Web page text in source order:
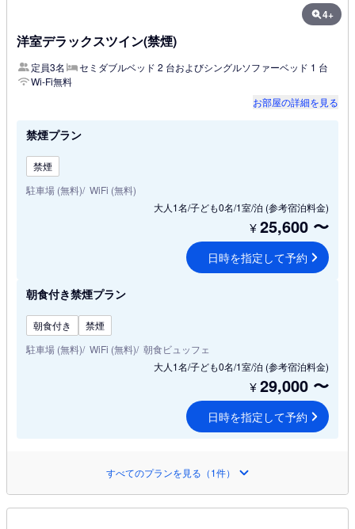
4+
洋室デラックスツイン(禁煙)
定員3名
セミダブルベッド 2 台およびシングルソファーベッド 1 台
Wi-Fi無料
お部屋の詳細を見る
禁煙プラン
禁煙
駐車場 (無料) WiFi (無料)
大人1名/子ども0名/1室/泊 (参考宿泊料金)
¥25,600 〜
日時を指定して予約
朝食付き禁煙プラン
朝食付き
禁煙
駐車場 (無料) WiFi (無料) 朝食ビュッフェ
大人1名/子ども0名/1室/泊 (参考宿泊料金)
¥29,000 〜
日時を指定して予約
すべてのプランを見る（1件）